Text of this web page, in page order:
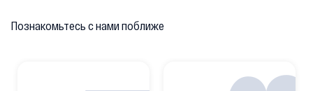
Познакомьтесь с нами поближе